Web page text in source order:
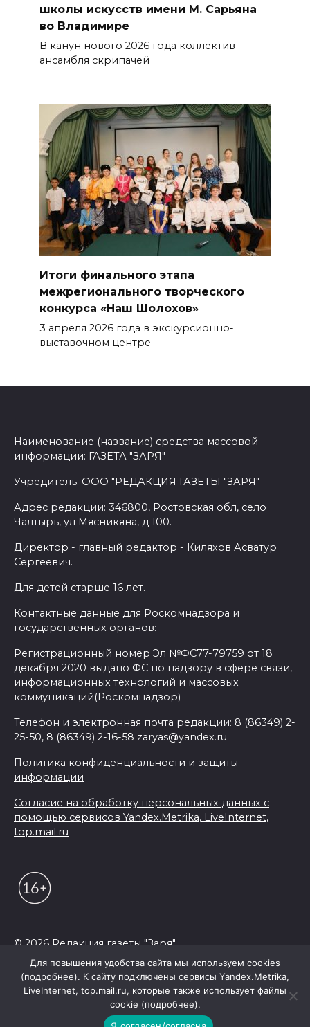
школы искусств имени М. Сарьяна
во Владимире
В канун нового 2026 года коллек­тив
ансамбля скрипачей
Итоги финального этапа
межрегионального творческого
конкурса «Наш Шолохов»
3 апреля 2026 года в экскурсионно-
выставочном центре
Наименование (название) средства массовой
информации: ГАЗЕТА "ЗАРЯ"
Учредитель: ООО "РЕДАКЦИЯ ГАЗЕТЫ "ЗАРЯ"
Адрес редакции: 346800, Ростовская обл, село
Чалтырь, ул Мясникяна, д 100.
Директор - главный редактор - Киляхов Асватур
Сергеевич.
Для детей старше 16 лет.
Контактные данные для Роскомнадзора и
государственных органов:
Регистрационный номер Эл №ФС77-79759 от 18
декабря 2020 выдано ФС по надзору в сфере связи,
информационных технологий и массовых
коммуникаций(Роскомнадзор)
Телефон и электронная почта редакции: 8 (86349) 2-
25-50, 8 (86349) 2-16-58 zaryas@yandex.ru
Политика конфиденциальности и защиты
информации
Согласие на обработку персональных данных с
помощью сервисов Yandex.Metrika, LiveInternet,
top.mail.ru
© 2026 Редакция газеты "Заря"
Для повышения удобства сайта мы используем cookies
(подробнее). К сайту подключены сервисы Yandex.Metrika,
LiveInternet, top.mail.ru, которые также использует файлы
cookie (подробнее).